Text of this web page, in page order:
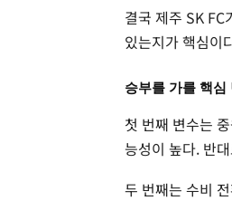
결국 제주 SK FC
있는지가 핵심이
승부를 가를 핵심
첫 번째 변수는
능성이 높다. 반
두 번째는 수비